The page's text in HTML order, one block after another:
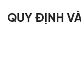
QUY ĐỊNH